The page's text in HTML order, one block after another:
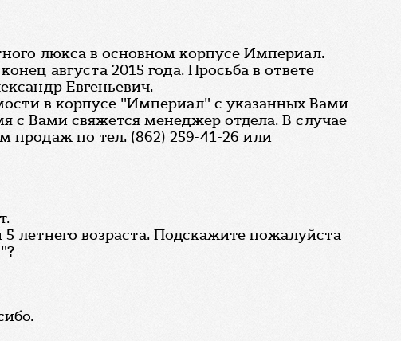
люкса в основном корпусе Империал.
августа 2015 года. Просьба в ответе
Евгеньевич.
в корпусе "Империал" с указанных Вами
с Вами свяжется менеджер отдела. В случае
продаж по тел. (862) 259-41-26 или
летнего возраста. Подскажите пожалуйста